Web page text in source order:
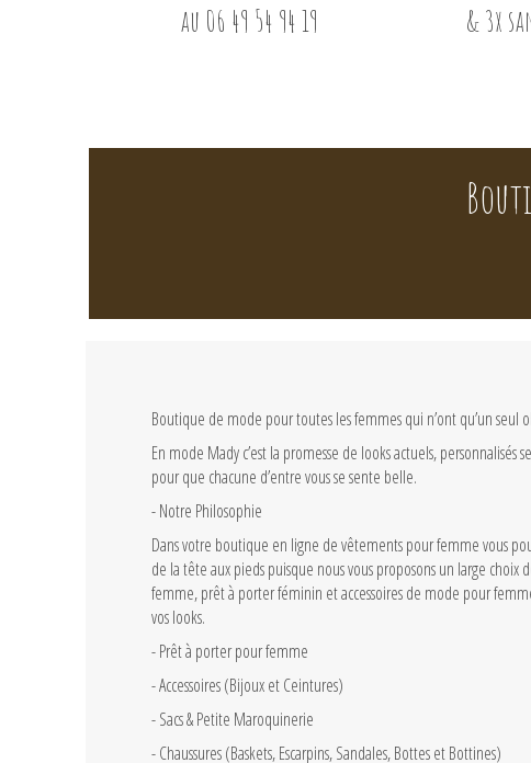
au 06 49 54 94 19 & 3x
Boutique de mode pour toutes les femmes qui n’ont qu’un seul
En mode Mady c’est la promesse de looks actuels, personnalisés
pour que chacune d’entre vous se sente belle.
- Notre Philosophie
Dans votre boutique en ligne de vêtements pour femme vous
de la tête aux pieds puisque nous vous proposons un large choix
femme, prêt à porter féminin et accessoires de mode pour
vos looks.
-Prêt à porter pour femme
-Accessoires (Bijoux et Ceintures)
-Sacs & Petite Maroquinerie
-Chaussures (Baskets, Escarpins, Sandales, Bottes et Bottines)